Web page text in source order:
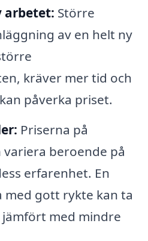
arbetet: Större
av en helt ny
kräver mer tid och
påverka priset.
Priserna på
beroende på
erfarenhet. En
gott rykte kan ta
med mindre